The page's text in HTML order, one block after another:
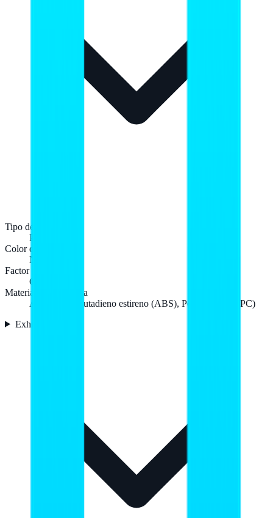
Tipo de producto
Portátil
Color del producto
Negro
Factor de forma
Concha
Material de la carcasa
Acrilonitrilo butadieno estireno (ABS), Policarbonato (PC)
Exhibición